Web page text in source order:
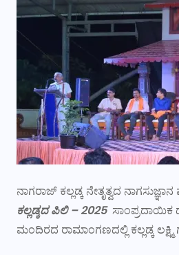
ನಾಗರಾಜ್ ಕಲ್ಲಡ್ಕ ನೇತೃತ್ವದ
ಕಲ್ಲಡ್ಕದ ಪಿಲಿ – 2025ಸಾಂಪ್ರದಾಯಿಕ
ಮಂದಿರದ ರಾಮಾಂಗಣದಲ್ಲಿ ಕಲ್ಲಡ್ಕ